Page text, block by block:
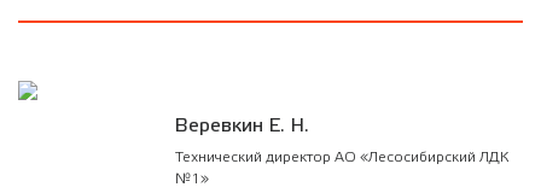
Веревкин Е. Н.
Технический директор АО «Лесосибирский ЛДК
№1»